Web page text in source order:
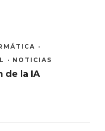
·
· NOTICIAS
de la IA